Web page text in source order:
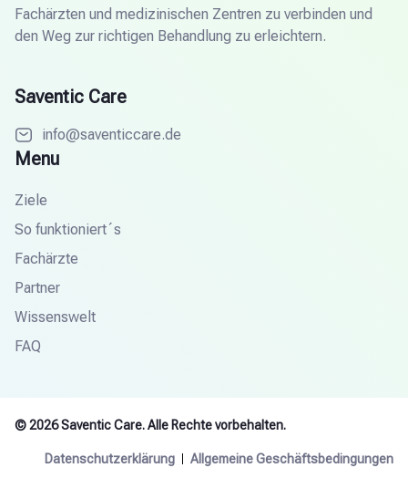
Fachärzten und medizinischen Zentren zu verbinden und
den Weg zur richtigen Behandlung zu erleichtern.
Saventic Care
info@saventiccare.de
Menu
Ziele
So funktioniert´s
Fachärzte
Partner
Wissenswelt
FAQ
© 2026 Saventic Care. Alle Rechte vorbehalten.
Datenschutzerklärung Allgemeine Geschäftsbedingungen